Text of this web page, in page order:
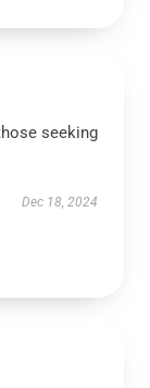
seeking
Dec 18, 2024